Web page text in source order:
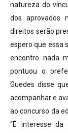
natureza do
dos aprovados
direitos serão
espero que essa
encontro nada
pontuou o
Guedes disse
acompanhar e
ao concurso da
“É interesse da